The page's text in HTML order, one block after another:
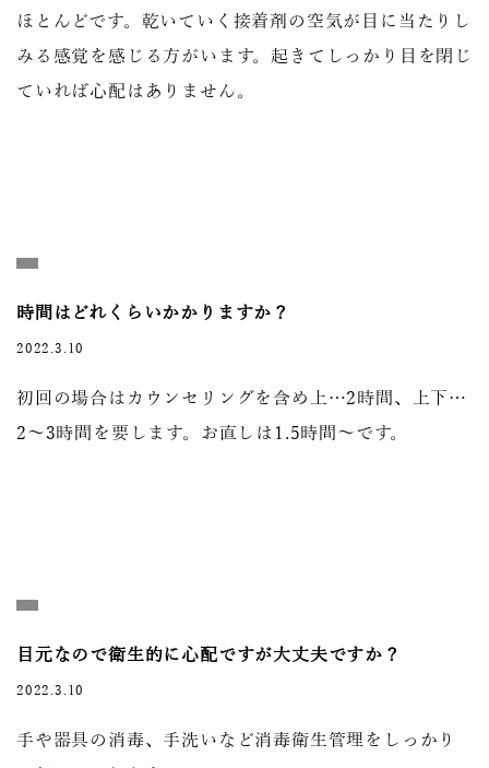
ほとんどです。乾いていく接着剤の空気が目に当たりし
みる感覚を感じる方がいます。起きてしっかり目を閉じ
ていれば心配はありません。
時間はどれくらいかかりますか？
2022.3.10
初回の場合はカウンセリングを含め上…2時間、上下…
2～3時間を要します。お直しは1.5時間～です。
目元なので衛生的に心配ですが大丈夫ですか？
2022.3.10
手や器具の消毒、手洗いなど消毒衛生管理をしっかり